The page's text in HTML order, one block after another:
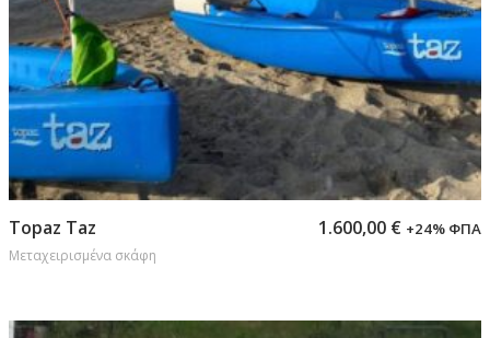
Προσθήκη στο καλάθι
Topaz Taz
Μεταχειρισμένα σκάφη
1.600,00 € +24% ΦΠΑ